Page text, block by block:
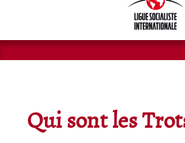
Qui sont les